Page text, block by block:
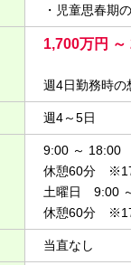
・児童思春期
1,700万円 ～
週4日勤務時の
週4～5日
9:00 ～ 18:00
休憩60分 ※17
土曜日 9:00
休憩60分 ※17
当直なし